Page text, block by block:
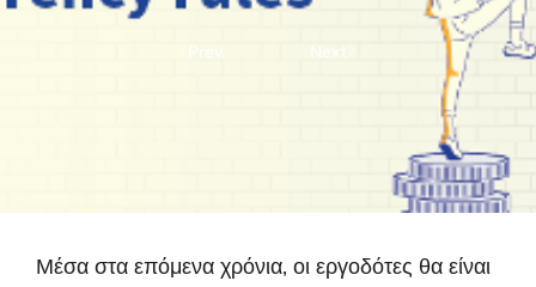
Prev. Next
Μέσα στα επόμενα χρόνια, οι εργοδότες θα είναι